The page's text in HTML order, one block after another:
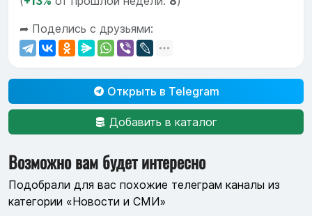
➦ Поделись с друзьями:
Открыть в Telegram
Добавить в каталог
Возможно вам будет интересно
Подобрали для вас похожие телеграм каналы из
категории «Новости и СМИ»